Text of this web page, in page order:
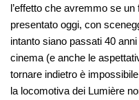
l’effetto che avremmo se
presentato oggi, con
intanto siano passati 40
cinema (e anche le
tornare indietro è
la locomotiva dei Lumière